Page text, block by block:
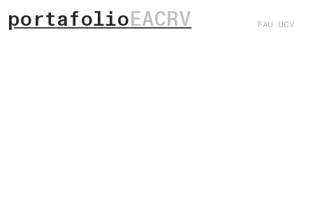
portafolioEACRV FAU UCV